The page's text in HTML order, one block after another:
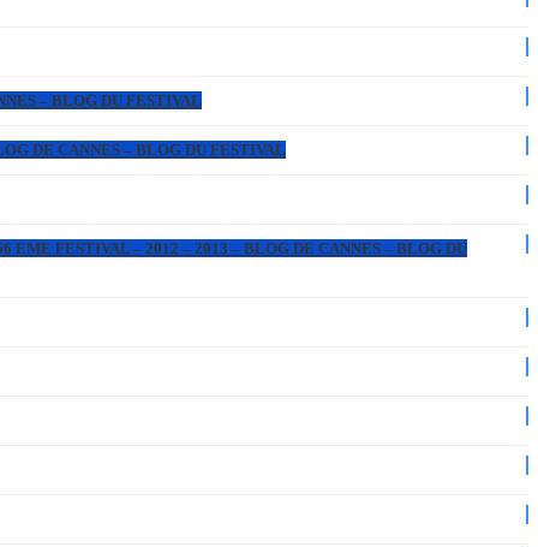
– BLOG DU FESTIVAL
DE CANNES – BLOG DU FESTIVAL
FESTIVAL – 2012 – 2013 – BLOG DE CANNES – BLOG DU